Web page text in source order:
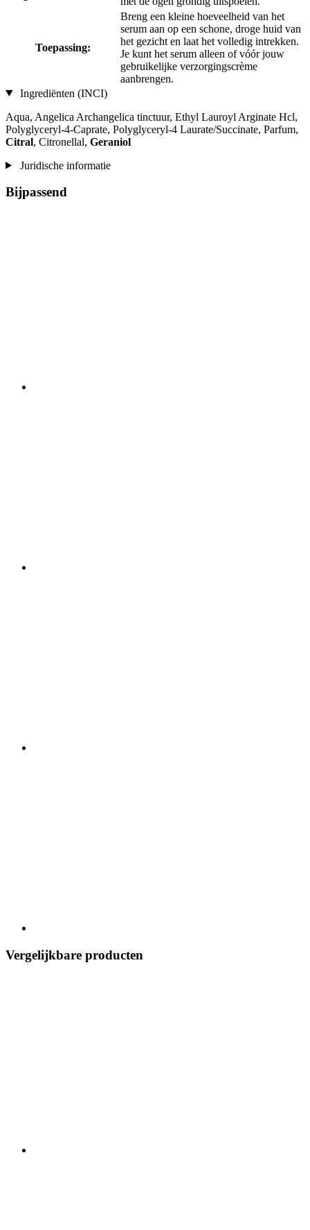
Toepassing:
Breng een kleine hoeveelheid van het
serum aan op een schone, droge huid van
het gezicht en laat het volledig intrekken.
Je kunt het serum alleen of vóór jouw
gebruikelijke verzorgingscrème
aanbrengen.
Ingrediënten (INCI)
Aqua, Angelica Archangelica tinctuur, Ethyl Lauroyl Arginate Hcl,
Polyglyceryl-4-Caprate, Polyglyceryl-4 Laurate/Succinate, Parfum,
Citral, Citronellal, Geraniol
Juridische informatie
Bijpassend
Vergelijkbare producten